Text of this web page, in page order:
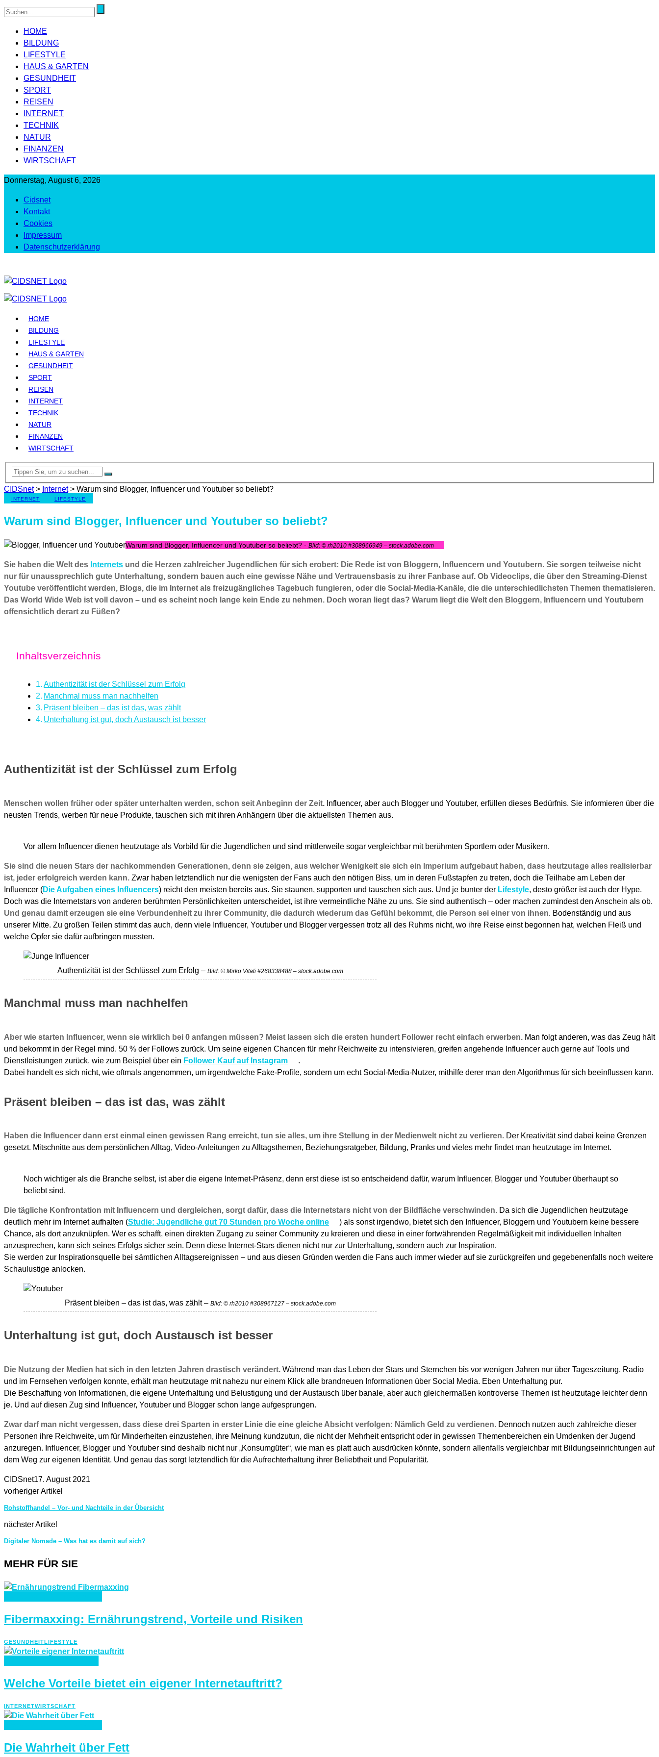
HOME
BILDUNG
LIFESTYLE
HAUS & GARTEN
GESUNDHEIT
SPORT
REISEN
INTERNET
TECHNIK
NATUR
FINANZEN
WIRTSCHAFT
Donnerstag, August 6, 2026
Cidsnet
Kontakt
Cookies
Impressum
Datenschutzerklärung
HOME
BILDUNG
LIFESTYLE
HAUS & GARTEN
GESUNDHEIT
SPORT
REISEN
INTERNET
TECHNIK
NATUR
FINANZEN
WIRTSCHAFT
CIDSnet> Internet> Warum sind Blogger, Influencer und Youtuber so beliebt?
INTERNET LIFESTYLE
Warum sind Blogger, Influencer und Youtuber so beliebt?
Warum sind Blogger, Influencer und Youtuber so beliebt? - Bild: © rh2010 #308966949 – stock.adobe.com
Sie haben die Welt des Internets und die Herzen zahlreicher Jugendlichen für sich erobert: Die Rede ist von Bloggern, Influencern und Youtubern. Sie sorgen teilweise nicht
nur für unaussprechlich gute Unterhaltung, sondern bauen auch eine gewisse Nähe und Vertrauensbasis zu ihrer Fanbase auf. Ob Videoclips, die über den Streaming-Dienst
Youtube veröffentlicht werden, Blogs, die im Internet als freizugängliches Tagebuch fungieren, oder die Social-Media-Kanäle, die die unterschiedlichsten Themen thematisieren.
Das World Wide Web ist voll davon – und es scheint noch lange kein Ende zu nehmen. Doch woran liegt das? Warum liegt die Welt den Bloggern, Influencern und Youtubern
offensichtlich derart zu Füßen?
Inhaltsverzeichnis
Authentizität ist der Schlüssel zum Erfolg
Manchmal muss man nachhelfen
Präsent bleiben – das ist das, was zählt
Unterhaltung ist gut, doch Austausch ist besser
Authentizität ist der Schlüssel zum Erfolg
Menschen wollen früher oder später unterhalten werden, schon seit Anbeginn der Zeit. Influencer, aber auch Blogger und Youtuber, erfüllen dieses Bedürfnis. Sie informieren über die
neusten Trends, werben für neue Produkte, tauschen sich mit ihren Anhängern über die aktuellsten Themen aus.
Vor allem Influencer dienen heutzutage als Vorbild für die Jugendlichen und sind mittlerweile sogar vergleichbar mit berühmten Sportlern oder Musikern.
Sie sind die neuen Stars der nachkommenden Generationen, denn sie zeigen, aus welcher Wenigkeit sie sich ein Imperium aufgebaut haben, dass heutzutage alles realisierbar
ist, jeder erfolgreich werden kann. Zwar haben letztendlich nur die wenigsten der Fans auch den nötigen Biss, um in deren Fußstapfen zu treten, doch die Teilhabe am Leben der
Influencer (Die Aufgaben eines Influencers) reicht den meisten bereits aus. Sie staunen, supporten und tauschen sich aus. Und je bunter der Lifestyle, desto größer ist auch der Hype.
Doch was die Internetstars von anderen berühmten Persönlichkeiten unterscheidet, ist ihre vermeintliche Nähe zu uns. Sie sind authentisch – oder machen zumindest den Anschein als ob.
Und genau damit erzeugen sie eine Verbundenheit zu ihrer Community, die dadurch wiederum das Gefühl bekommt, die Person sei einer von ihnen. Bodenständig und aus
unserer Mitte. Zu großen Teilen stimmt das auch, denn viele Influencer, Youtuber und Blogger vergessen trotz all des Ruhms nicht, wo ihre Reise einst begonnen hat, welchen Fleiß und
welche Opfer sie dafür aufbringen mussten.
Authentizität ist der Schlüssel zum Erfolg – Bild: © Mirko Vitali #268338488 – stock.adobe.com
Manchmal muss man nachhelfen
Aber wie starten Influencer, wenn sie wirklich bei 0 anfangen müssen? Meist lassen sich die ersten hundert Follower recht einfach erwerben. Man folgt anderen, was das Zeug hält
und bekommt in der Regel mind. 50 % der Follows zurück. Um seine eigenen Chancen für mehr Reichweite zu intensivieren, greifen angehende Influencer auch gerne auf Tools und
Dienstleistungen zurück, wie zum Beispiel über ein Follower Kauf auf Instagram
.
Dabei handelt es sich nicht, wie oftmals angenommen, um irgendwelche Fake-Profile, sondern um echt Social-Media-Nutzer, mithilfe derer man den Algorithmus für sich beeinflussen kann.
Präsent bleiben – das ist das, was zählt
Haben die Influencer dann erst einmal einen gewissen Rang erreicht, tun sie alles, um ihre Stellung in der Medienwelt nicht zu verlieren. Der Kreativität sind dabei keine Grenzen
gesetzt. Mitschnitte aus dem persönlichen Alltag, Video-Anleitungen zu Alltagsthemen, Beziehungsratgeber, Bildung, Pranks und vieles mehr findet man heutzutage im Internet.
Noch wichtiger als die Branche selbst, ist aber die eigene Internet-Präsenz, denn erst diese ist so entscheidend dafür, warum Influencer, Blogger und Youtuber überhaupt so
beliebt sind.
Die tägliche Konfrontation mit Influencern und dergleichen, sorgt dafür, dass die Internetstars nicht von der Bildfläche verschwinden. Da sich die Jugendlichen heutzutage
deutlich mehr im Internet aufhalten (Studie: Jugendliche gut 70 Stunden pro Woche online
) als sonst irgendwo, bietet sich den Influencer, Bloggern und Youtubern keine bessere
Chance, als dort anzuknüpfen. Wer es schafft, einen direkten Zugang zu seiner Community zu kreieren und diese in einer fortwährenden Regelmäßigkeit mit individuellen Inhalten
anzusprechen, kann sich seines Erfolgs sicher sein. Denn diese Internet-Stars dienen nicht nur zur Unterhaltung, sondern auch zur Inspiration.
Sie werden zur Inspirationsquelle bei sämtlichen Alltagsereignissen – und aus diesen Gründen werden die Fans auch immer wieder auf sie zurückgreifen und gegebenenfalls noch weitere
Schaulustige anlocken.
Präsent bleiben – das ist das, was zählt – Bild: © rh2010 #308967127 – stock.adobe.com
Unterhaltung ist gut, doch Austausch ist besser
Die Nutzung der Medien hat sich in den letzten Jahren drastisch verändert. Während man das Leben der Stars und Sternchen bis vor wenigen Jahren nur über Tageszeitung, Radio
und im Fernsehen verfolgen konnte, erhält man heutzutage mit nahezu nur einem Klick alle brandneuen Informationen über Social Media. Eben Unterhaltung pur.
Die Beschaffung von Informationen, die eigene Unterhaltung und Belustigung und der Austausch über banale, aber auch gleichermaßen kontroverse Themen ist heutzutage leichter denn
je. Und auf diesen Zug sind Influencer, Youtuber und Blogger schon lange aufgesprungen.
Zwar darf man nicht vergessen, dass diese drei Sparten in erster Linie die eine gleiche Absicht verfolgen: Nämlich Geld zu verdienen. Dennoch nutzen auch zahlreiche dieser
Personen ihre Reichweite, um für Minderheiten einzustehen, ihre Meinung kundzutun, die nicht der Mehrheit entspricht oder in gewissen Themenbereichen ein Umdenken der Jugend
anzuregen. Influencer, Blogger und Youtuber sind deshalb nicht nur „Konsumgüter“, wie man es platt auch ausdrücken könnte, sondern allenfalls vergleichbar mit Bildungseinrichtungen auf
dem Weg zur eigenen Identität. Und genau das sorgt letztendlich für die Aufrechterhaltung ihrer Beliebtheit und Popularität.
CIDSnet17. August 2021
vorheriger Artikel
Rohstoffhandel – Vor- und Nachteile in der Übersicht
nächster Artikel
Digitaler Nomade – Was hat es damit auf sich?
MEHR FÜR SIE
Fibermaxxing: Ernährungstrend, Vorteile und Risiken
GESUNDHEITLIFESTYLE
Welche Vorteile bietet ein eigener Internetauftritt?
INTERNETWIRTSCHAFT
Die Wahrheit über Fett